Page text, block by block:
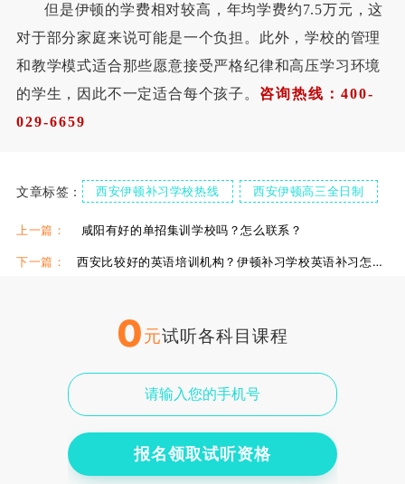
但是伊顿的学费相对较高，年均学费约7.5万元，这
对于部分家庭来说可能是一个负担。此外，学校的管理
和教学模式适合那些愿意接受严格纪律和高压学习环境
的学生，因此不一定适合每个孩子。 咨询热线：400-
029-6659
文章标签： 西安伊顿补习学校热线 西安伊顿高三全日制
上一篇： 咸阳有好的单招集训学校吗？怎么联系？
下一篇： 西安比较好的英语培训机构？伊顿补习学校英语补习怎么样？
0元试听各科目课程
报名领取试听资格